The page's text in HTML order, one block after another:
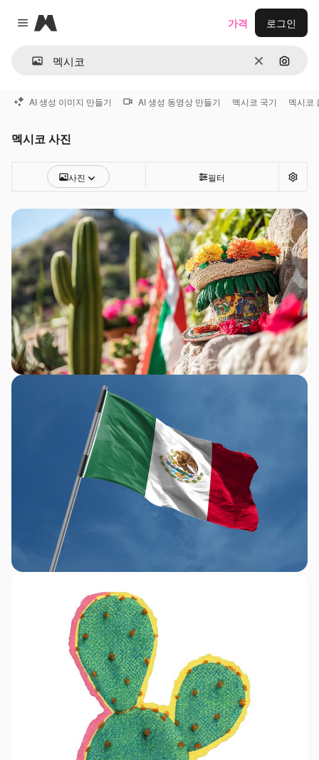
Close menu
Magnific
지우기이미지
가격 로그인
AI 생성 이미지 만들기 AI 생성 동영상 만들기 멕시코 국기 멕시코
멕시코 사진
사진 필터